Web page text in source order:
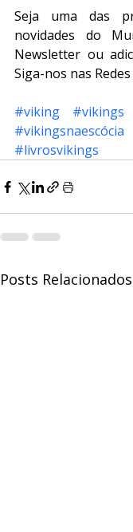
Seja uma das
novidades do
Newsletter ou
Siga-nos nas Redes
#viking #vikings
#vikingsnaescócia
#livrosvikings
Posts Relacionados